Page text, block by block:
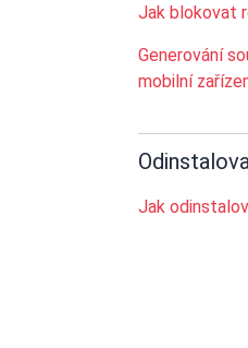
Jak blokovat
Generování
mobilní
Jak